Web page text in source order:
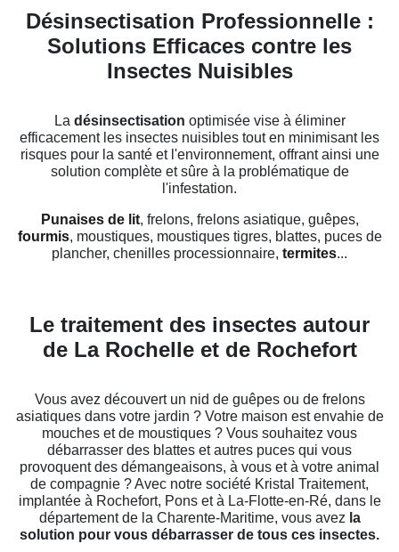
Désinsectisation Professionnelle :
Solutions Efficaces contre les
Insectes Nuisibles
La désinsectisation optimisée vise à éliminer
efficacement les insectes nuisibles tout en minimisant les
risques pour la santé et l'environnement, offrant ainsi une
solution complète et sûre à la problématique de
l'infestation.
Punaises de lit, frelons, frelons asiatique, guêpes,
fourmis, moustiques, moustiques tigres, blattes, puces de
plancher, chenilles processionnaire, termites...
Le traitement des insectes autour
de La Rochelle et de Rochefort
Vous avez découvert un nid de guêpes ou de frelons
asiatiques dans votre jardin ? Votre maison est envahie de
mouches et de moustiques ? Vous souhaitez vous
débarrasser des blattes et autres puces qui vous
provoquent des démangeaisons, à vous et à votre animal
de compagnie ? Avec notre société Kristal Traitement,
implantée à Rochefort, Pons et à La-Flotte-en-Ré, dans le
département de la Charente-Maritime, vous avez la
solution pour vous débarrasser de tous ces insectes.